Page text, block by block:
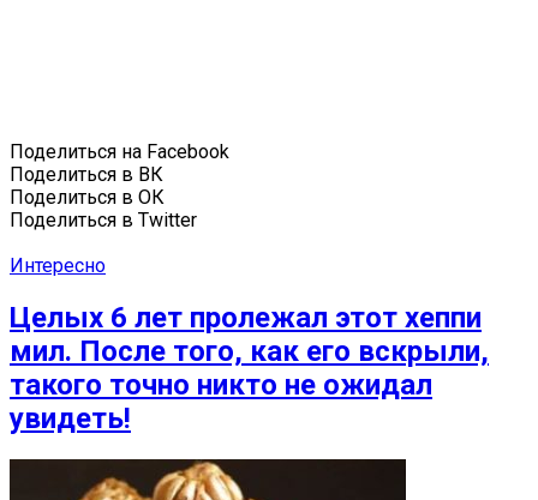
Поделиться на Facebook
Поделиться в ВК
Поделиться в ОК
Поделиться в Twitter
Интересно
Целых 6 лет пролежал этот хеппи
мил. После того, как его вскрыли,
такого точно никто не ожидал
увидеть!